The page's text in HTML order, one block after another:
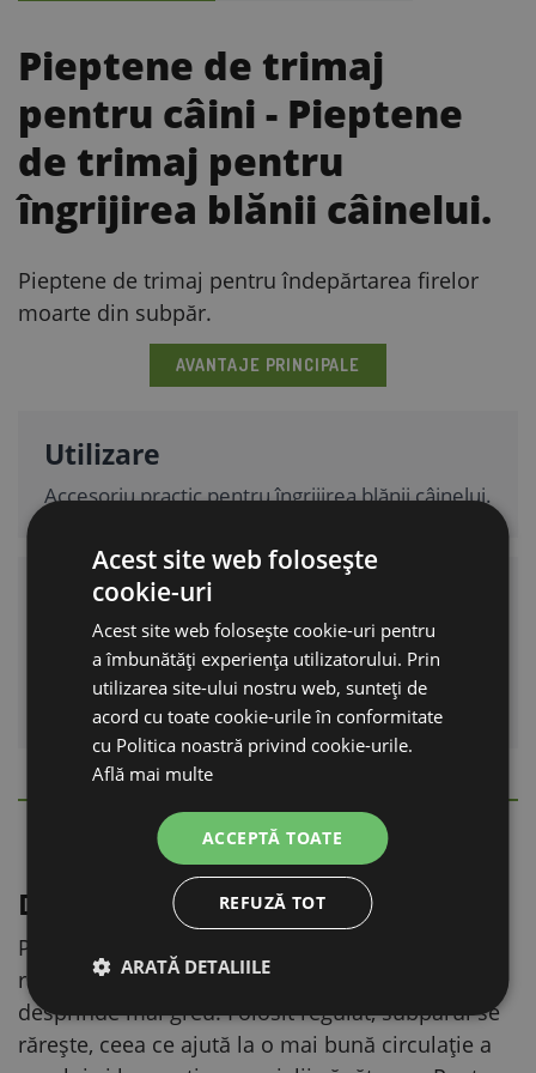
Pieptene de trimaj
pentru câini - Pieptene
de trimaj pentru
îngrijirea blănii câinelui.
Pieptene de trimaj pentru îndepărtarea firelor
moarte din subpăr.
AVANTAJE PRINCIPALE
Utilizare
Accesoriu practic pentru îngrijirea blănii câinelui.
Alegeți varianta după numărul
de lame
Sunt disponibile două variante: 12 sau 20 de
Ascunde
Descriere produs
Pieptenele de trimaj este un ajutor ideal pentru
rasele cu blană deasă, la care subpărul se
desprinde mai greu. Folosit regulat, subpărul se
rărește, ceea ce ajută la o mai bună circulație a
Acest site web folosește
cookie-uri
Acest site web folosește cookie-uri pentru
a îmbunătăți experiența utilizatorului. Prin
utilizarea site-ului nostru web, sunteți de
acord cu toate cookie-urile în conformitate
cu Politica noastră privind cookie-urile.
Află mai multe
ACCEPTĂ TOATE
REFUZĂ TOT
ARATĂ DETALIILE